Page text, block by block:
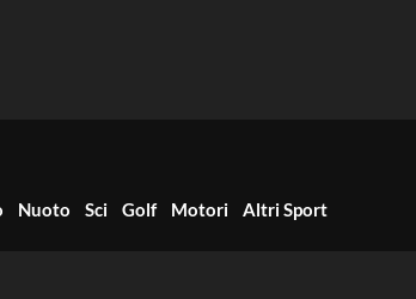
Nuoto Sci Golf Motori Altri Sport